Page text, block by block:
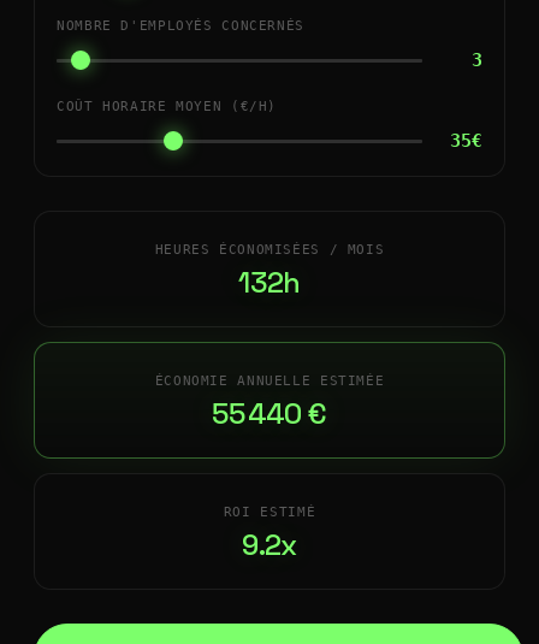
NOMBRE D'EMPLOYÉS CONCERNÉS
3
COÛT HORAIRE MOYEN (€/H)
35€
HEURES ÉCONOMISÉES / MOIS
132h
ÉCONOMIE ANNUELLE ESTIMÉE
55 440 €
ROI ESTIMÉ
9.2x